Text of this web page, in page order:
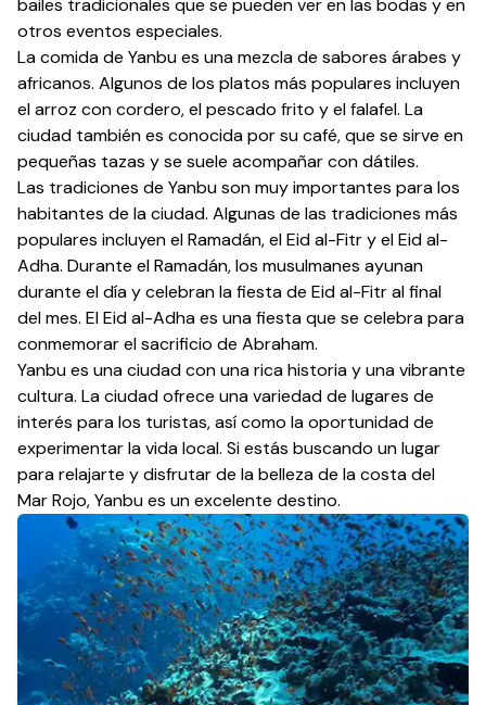
bailes tradicionales que se pueden ver en las bodas y en
otros eventos especiales.
La comida de Yanbu es una mezcla de sabores árabes y
africanos. Algunos de los platos más populares incluyen
el arroz con cordero, el pescado frito y el falafel. La
ciudad también es conocida por su café, que se sirve en
pequeñas tazas y se suele acompañar con dátiles.
Las tradiciones de Yanbu son muy importantes para los
habitantes de la ciudad. Algunas de las tradiciones más
populares incluyen el Ramadán, el Eid al-Fitr y el Eid al-
Adha. Durante el Ramadán, los musulmanes ayunan
durante el día y celebran la fiesta de Eid al-Fitr al final
del mes. El Eid al-Adha es una fiesta que se celebra para
conmemorar el sacrificio de Abraham.
Yanbu es una ciudad con una rica historia y una vibrante
cultura. La ciudad ofrece una variedad de lugares de
interés para los turistas, así como la oportunidad de
experimentar la vida local. Si estás buscando un lugar
para relajarte y disfrutar de la belleza de la costa del
Mar Rojo, Yanbu es un excelente destino.